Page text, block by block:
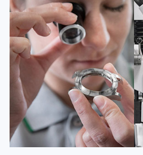
安尼塔·阿普里尔
资深百达翡丽技师
是百达翡丽维修服务中心
(百达翡丽保养中心)
的高级技师之一
Tianjin PatekPhilippe Maintain
 百达翡丽维修